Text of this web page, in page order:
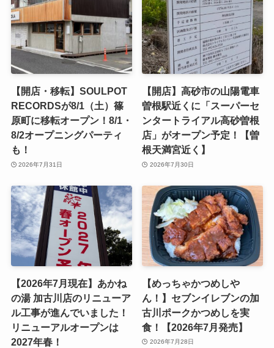
【開店・移転】SOULPOT
RECORDSが8/1（土）篠
原町に移転オープン！8/1・
8/2オープニングパーティ
も！
2026年7月31日
【開店】高砂市の山陽電車
曽根駅近くに「スーパーセ
ンタートライアル高砂曽根
店」がオープン予定！【曽
根天満宮近く】
2026年7月30日
【2026年7月現在】あかね
の湯 加古川店のリニューア
ル工事が進んでいました！
リニューアルオープンは
2027年春！
【めっちゃかつめしや
ん！】セブンイレブンの加
古川ポークかつめしを実
食！【2026年7月発売】
2026年7月28日